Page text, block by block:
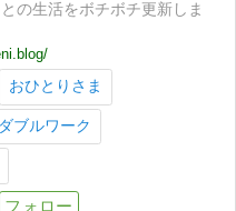
の生活をボチボチ更新しま
おひとりさま
ダブルワーク